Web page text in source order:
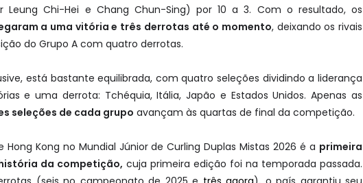
Leung Chi-Hei e Chang Chun-Sing) por 10 a 3. Com o resultado, os
a uma vitória e três derrotas até o momento, deixando os rivais
do Grupo A com quatro derrotas.
está bastante equilibrada, com quatro seleções dividindo a liderança
e uma derrota: Tchéquia, Itália, Japão e Estados Unidos. Apenas as
seleções de cada grupo avançam às quartas de final da competição.
Hong Kong no Mundial Júnior de Curling Duplas Mistas 2026 é a primeira
da competição, cuja primeira edição foi na temporada passada.